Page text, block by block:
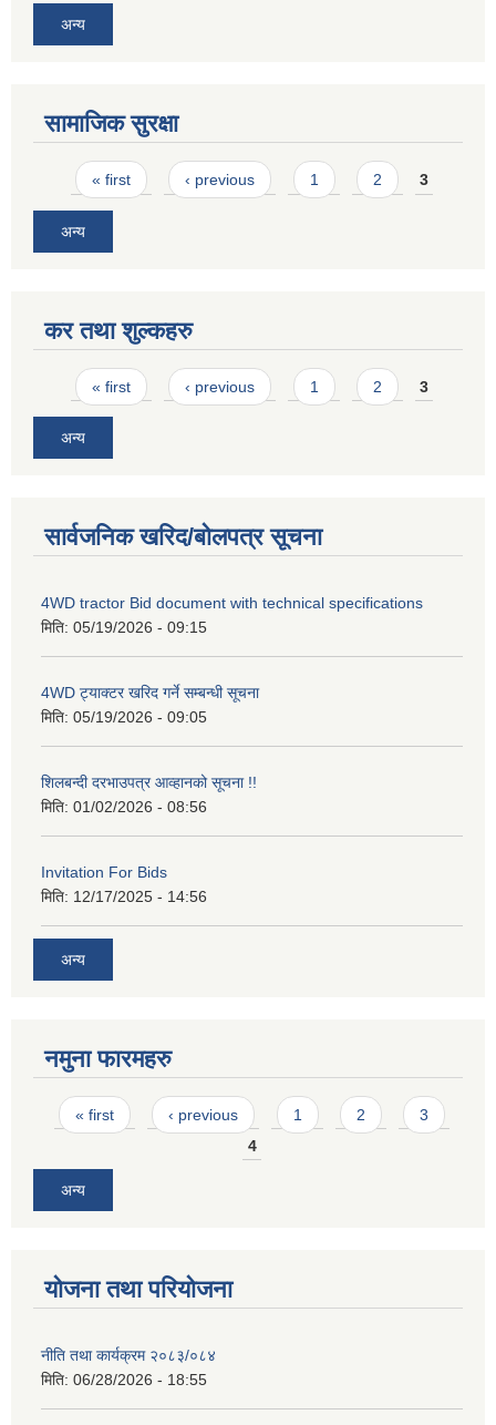
अन्य
सामाजिक सुरक्षा
Pages
« first ‹ previous 1 2 3
अन्य
कर तथा शुल्कहरु
Pages
« first ‹ previous 1 2 3
अन्य
सार्वजनिक खरिद/बोलपत्र सूचना
4WD tractor Bid document with technical specifications
मिति: 05/19/2026 - 09:15
4WD ट्याक्टर खरिद गर्ने सम्बन्धी सूचना
मिति: 05/19/2026 - 09:05
शिलबन्दी दरभाउपत्र आव्हानको सूचना !!
मिति: 01/02/2026 - 08:56
Invitation For Bids
मिति: 12/17/2025 - 14:56
अन्य
नमुना फारमहरु
Pages
« first ‹ previous 1 2
3
4
अन्य
योजना तथा परियोजना
नीति तथा कार्यक्रम २०८३/०८४
मिति: 06/28/2026 - 18:55